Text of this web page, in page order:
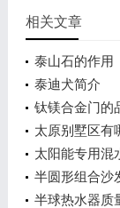
相关文章
泰山石的作用
泰迪犬简介
钛镁合金门的
太原别墅区有
太阳能专用混
介绍
半圆形组合沙
半球热水器质